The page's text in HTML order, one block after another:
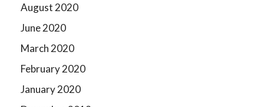
August 2020
June 2020
March 2020
February 2020
January 2020